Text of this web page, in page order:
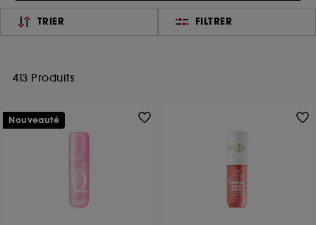
TRIER FILTRER
413 Produits
Nouveauté